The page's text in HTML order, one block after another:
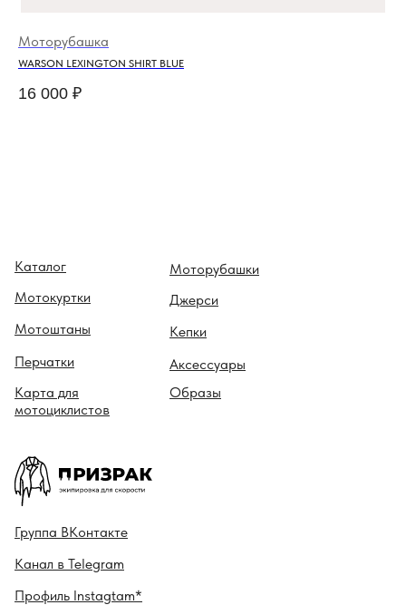
WARSON LEXINGTON SHIRT BLUE
Моторубашка
16 000 ₽
Каталог
Мотокуртки
Мотоштаны
Перчатки
Карта для
мотоциклистов
Моторубашки
Образы
Джерси
Кепки
Аксессуары
Канал в Telegram
Профиль Instagtam*
Гру ппа ВКонтакте